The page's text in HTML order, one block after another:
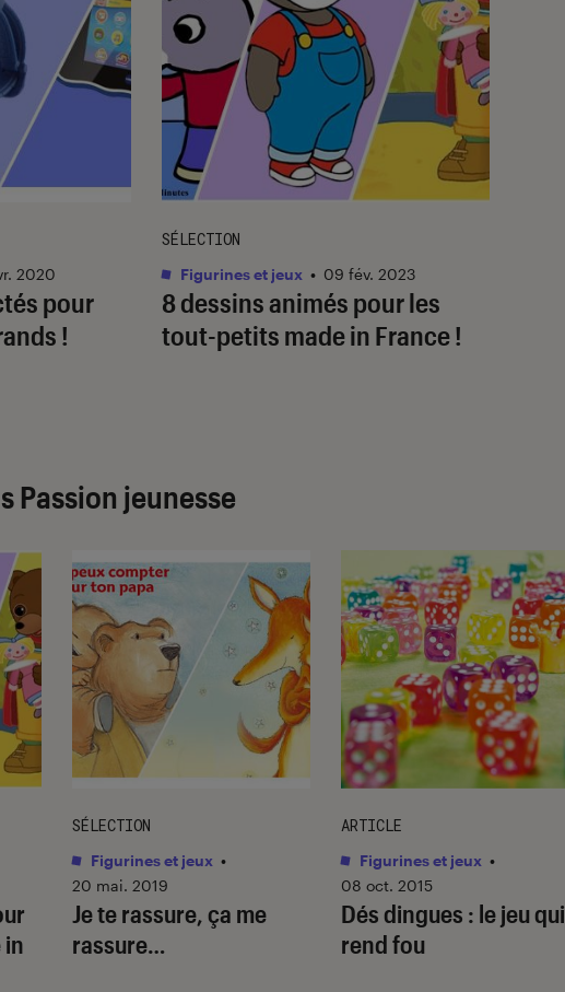
pour
!
2020
8 dessins animés pour les
tout-petits made in France !
SÉLECTION
Figurines et jeux • 09 fév. 2023
Passion jeunesse
in
Je te rassure, ça me
rassure…
SÉLECTION
Figurines et jeux •
20 mai. 2019
Dés dingues : le jeu qui
rend fou
ARTICLE
Figurines et jeux •
08 oct. 2015